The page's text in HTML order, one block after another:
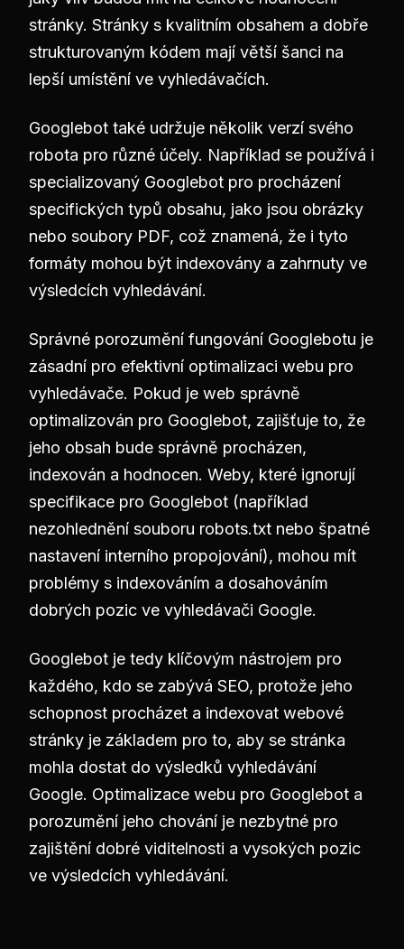
stránky. Stránky s kvalitním obsahem a dobře
strukturovaným kódem mají větší šanci na
lepší umístění ve vyhledávačích.
Googlebot také udržuje několik verzí svého
robota pro různé účely. Například se používá i
specializovaný Googlebot pro procházení
specifických typů obsahu, jako jsou obrázky
nebo soubory PDF, což znamená, že i tyto
formáty mohou být indexovány a zahrnuty ve
výsledcích vyhledávání.
Správné porozumění fungování Googlebotu je
zásadní pro efektivní optimalizaci webu pro
vyhledávače. Pokud je web správně
optimalizován pro Googlebot, zajišťuje to, že
jeho obsah bude správně procházen,
indexován a hodnocen. Weby, které ignorují
specifikace pro Googlebot (například
nezohlednění souboru robots.txt nebo špatné
nastavení interního propojování), mohou mít
problémy s indexováním a dosahováním
dobrých pozic ve vyhledávači Google.
Googlebot je tedy klíčovým nástrojem pro
každého, kdo se zabývá SEO, protože jeho
schopnost procházet a indexovat webové
stránky je základem pro to, aby se stránka
mohla dostat do výsledků vyhledávání
Google. Optimalizace webu pro Googlebot a
porozumění jeho chování je nezbytné pro
zajištění dobré viditelnosti a vysokých pozic
ve výsledcích vyhledávání.